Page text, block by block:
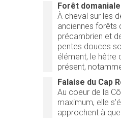
Forêt
À cheval sur les
anciennes forêts
précambrien et
pentes douces
élément, le hêtre
présent,
Falaise du Cap
Au coeur de la
maximum, elle
approchent à